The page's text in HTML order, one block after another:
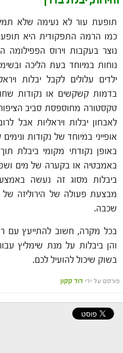
תופעת עור לא נעימה שלא
כמו הרמה התפקודית היא תופעה
נוצר בעקבות וירוס הפפילומה
נוחות במיוחד בעת הליכה
ילדים עלולים לקבל יבלות
בדמות קשקשים או נקודות
טקסטורה מחוספסת סביב
לאבחון יבלות ויראליות אבל
אופייני במיוחד של נקודות
באופן נקודתי מקומי ביבלת
באמבטיה או בקערה של מים
ביבלות מסוג זה נעשה
מבצעת פעולה של הירוליזה
שכבה.
בכל מקרה, חשוב להתייעץ עם
והן ביבלות על מנת שימליץ
בשוק שיכול להועיל לכם.
פורסם על ידי דוד קקון